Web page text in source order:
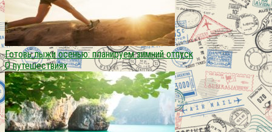
Готовь лыжи осенью: планируем зимний отпуск
О путешествиях